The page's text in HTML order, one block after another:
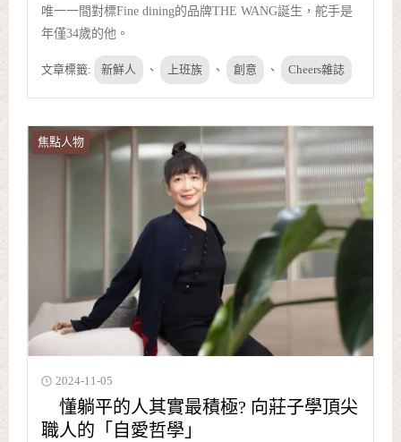
唯一一間對標Fine dining的品牌THE WANG誕生，舵手是
年僅34歲的他。
文章標籤: 新鮮人 、 上班族 、 創意 、 Cheers雜誌
焦點人物
2024-11-05
懂躺平的人其實最積極? 向莊子學頂尖
職人的「自愛哲學」